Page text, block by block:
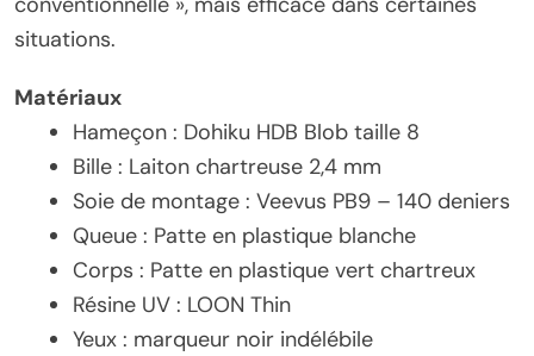
situations.
Matériaux
Hameçon : Dohiku HDB Blob taille 8
Bille : Laiton chartreuse 2,4 mm
Soie de montage : Veevus PB9 – 140 deniers
Queue : Patte en plastique blanche
Corps : Patte en plastique vert chartreux
Résine UV : LOON Thin
Yeux : marqueur noir indélébile